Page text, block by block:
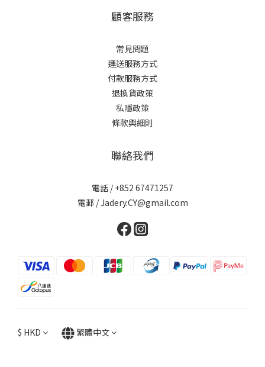
顧客服務
常見問題
運送服務方式
付款服務方式
退換貨政策
私隱政策
條款與細則
聯絡我們
電話 / +852 67471257
電郵 / Jadery.CY@gmail.com
$ HKD 繁體中文